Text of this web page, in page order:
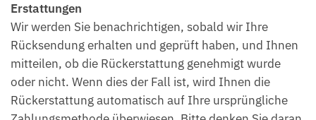
Erstattungen
Wir werden Sie benachrichtigen, sobald wir Ihre
Rücksendung erhalten und geprüft haben, und Ihnen
mitteilen, ob die Rückerstattung genehmigt wurde
oder nicht. Wenn dies der Fall ist, wird Ihnen die
Rückerstattung automatisch auf Ihre ursprüngliche